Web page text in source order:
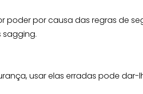
poder por causa das regras de
usar elas erradas pode